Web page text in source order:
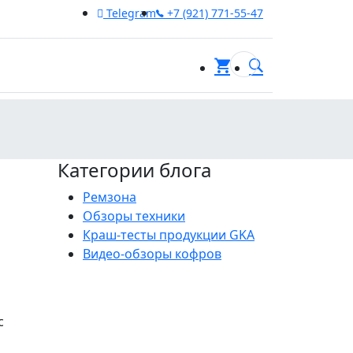
Telegram +7 (921) 771-55-47
Категории блога
Ремзона
Обзоры техники
Краш-тесты продукции GKA
Видео-обзоры кофров